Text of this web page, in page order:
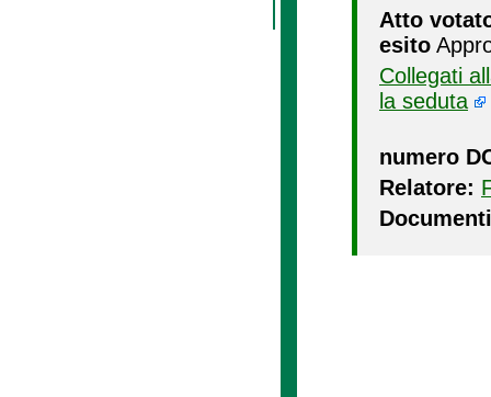
Atto
esito
Collegati
la seduta
numero
Relatore: